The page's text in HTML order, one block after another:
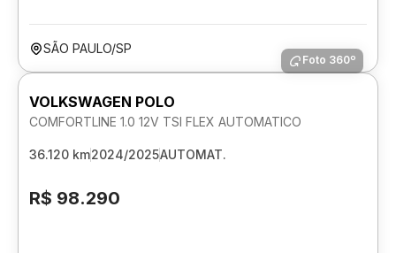
SÃO PAULO/SP
Foto 360º
VOLKSWAGEN POLO
COMFORTLINE 1.0 12V TSI FLEX AUTOMATICO
36.120 km2024/2025AUTOMAT.
R$ 98.290